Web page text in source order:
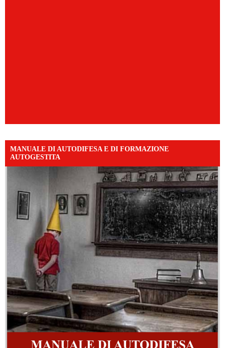
MANUALE DI AUTODIFESA E DI FORMAZIONE
AUTOGESTITA